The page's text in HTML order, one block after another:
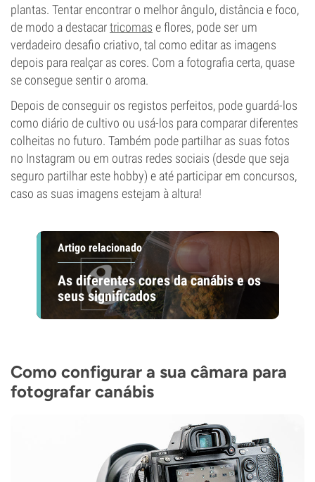
plantas. Tentar encontrar o melhor ângulo, distância e foco,
de modo a destacartricomas e flores, pode ser um
verdadeiro desafio criativo, tal como editar as imagens
depois para realçar as cores. Com a fotografia certa, quase
se consegue sentir o aroma.
Depois de conseguir os registos perfeitos, pode guardá-los
como diário de cultivo ou usá-los para comparar diferentes
colheitas no futuro. Também pode partilhar as suas fotos
no Instagram ou em outras redes sociais (desde que seja
seguro partilhar este hobby) e até participar em concursos,
caso as suas imagens estejam à altura!
Artigo relacionado
As diferentes cores da canábis e os
seus significados
Como configurar a sua câmara para
fotografar canábis